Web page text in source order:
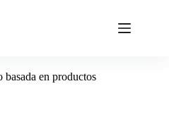
basada en productos